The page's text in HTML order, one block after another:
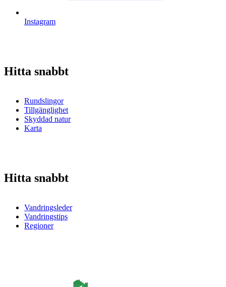
Instagram
Hitta snabbt
Rundslingor
Tillgänglighet
Skyddad natur
Karta
Hitta snabbt
Vandringsleder
Vandringstips
Regioner